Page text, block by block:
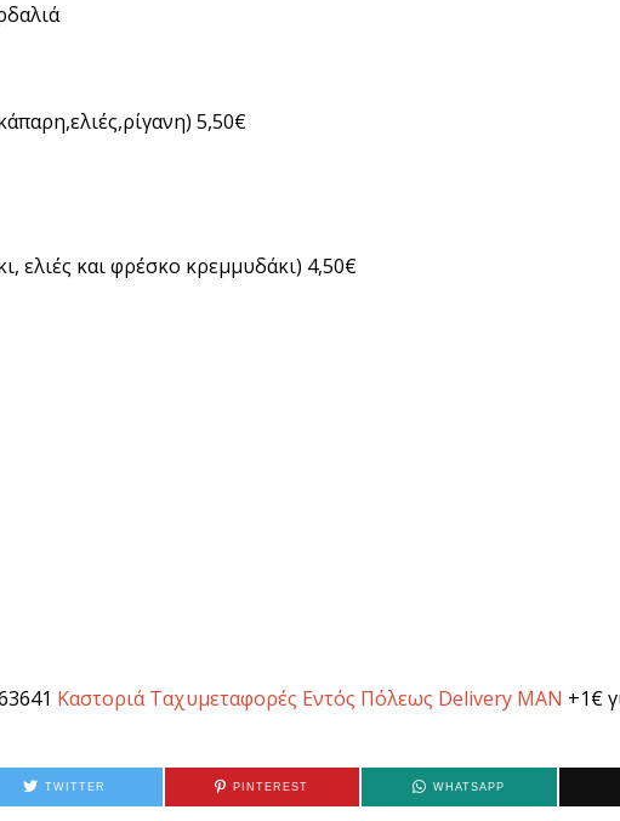
5,50€
ελιές και φρέσκο κρεμμυδάκι) 4,50€
Καστοριά Ταχυμεταφορές Εντός Πόλεως Delivery MAN +1€
TWITTER PINTEREST WHATSAPP